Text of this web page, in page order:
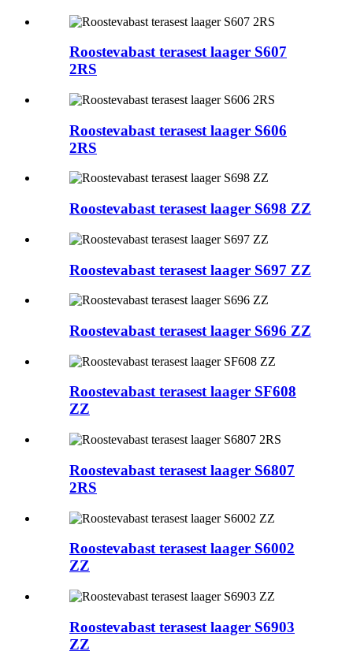
Roostevabast terasest laager S607
2RS
Roostevabast terasest laager S606
2RS
Roostevabast terasest laager S698 ZZ
Roostevabast terasest laager S697 ZZ
Roostevabast terasest laager S696 ZZ
Roostevabast terasest laager SF608
ZZ
Roostevabast terasest laager S6807
2RS
Roostevabast terasest laager S6002
ZZ
Roostevabast terasest laager S6903
ZZ